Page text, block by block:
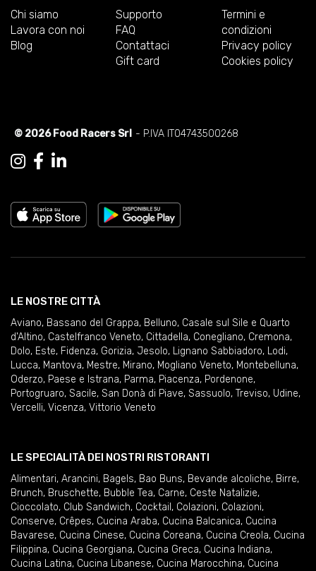
Chi siamo
Lavora con noi
Blog
Supporto
FAQ
Contattaci
Gift card
Termini e
condizioni
Privacy policy
Cookies policy
© 2026 Food Racers Srl - P.IVA IT04743500268
LE NOSTRE CITTÀ
Aviano, Bassano del Grappa, Belluno, Casale sul Sile e Quarto
d'Altino, Castelfranco Veneto, Cittadella, Conegliano, Cremona,
Dolo, Este, Fidenza, Gorizia, Jesolo, Lignano Sabbiadoro, Lodi,
Lucca, Mantova, Mestre, Mirano, Mogliano Veneto, Montebelluna,
Oderzo, Paese e Istrana, Parma, Piacenza, Pordenone,
Portogruaro, Sacile, San Donà di Piave, Sassuolo, Treviso, Udine,
Vercelli, Vicenza, Vittorio Veneto
LE SPECIALITÀ DEI NOSTRI RISTORANTI
Alimentari, Arancini, Bagels, Bao Buns, Bevande alcoliche, Birre,
Brunch, Bruschette, Bubble Tea, Carne, Ceste Natalizie,
Cioccolato, Club Sandwich, Cocktail , Colazioni, Colazioni,
Conserve, Crêpes, Cucina Araba, Cucina Balcanica, Cucina
Bavarese, Cucina Cinese, Cucina Coreana, Cucina Creola, Cucina
Filippina, Cucina Georgiana, Cucina Greca, Cucina Indiana,
Cucina Latina, Cucina Libanese, Cucina Marocchina, Cucina